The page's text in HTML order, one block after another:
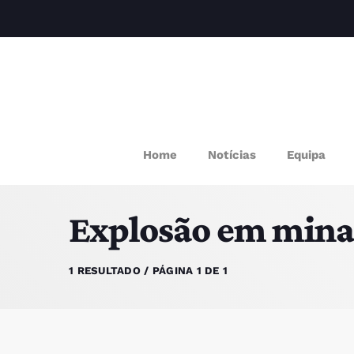
Home Notícias Equipa
Explosão em
1 RESULTADO / PÁGINA 1 DE 1